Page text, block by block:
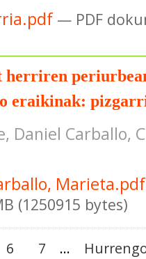
— PDF
herriren
eraikinak:
Daniel Carballo,
(1250915 bytes)
6 7 ...